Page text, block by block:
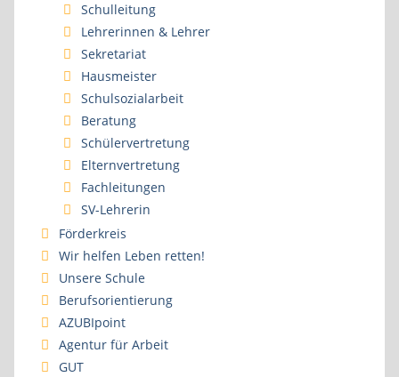
Schulleitung
Lehrerinnen & Lehrer
Sekretariat
Hausmeister
Schulsozialarbeit
Beratung
Schülervertretung
Elternvertretung
Fachleitungen
SV-Lehrerin
Förderkreis
Wir helfen Leben retten!
Unsere Schule
Berufsorientierung
AZUBIpoint
Agentur für Arbeit
GUT